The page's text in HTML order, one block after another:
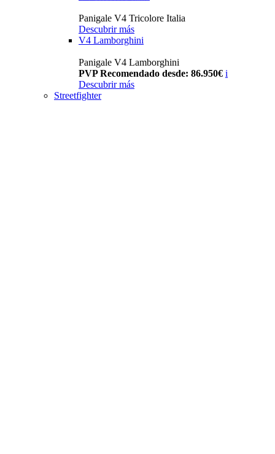
Panigale V4 Tricolore Italia
Descubrir más
V4 Lamborghini
Panigale V4 Lamborghini
PVP Recomendado desde: 86.950€ i
Descubrir más
Streetfighter